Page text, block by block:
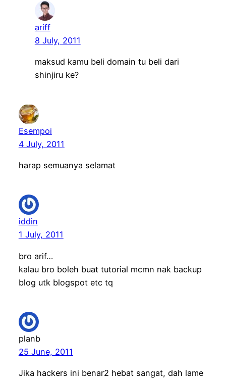
ariff
8 July, 2011
maksud kamu beli domain tu beli dari
shinjiru ke?
Esempoi
4 July, 2011
harap semuanya selamat
iddin
1 July, 2011
bro arif…
kalau bro boleh buat tutorial mcmn nak backup
blog utk blogspot etc tq
planb
25 June, 2011
Jika hackers ini benar2 hebat sangat, dah lame